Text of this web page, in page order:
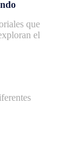
que
el